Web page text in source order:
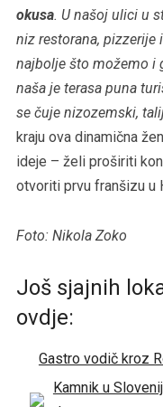
okusa. U našoj ulici u
niz restorana, pizzerije
najbolje što možemo i
naša je terasa puna
se čuje nizozemski,
kraju ova dinamična
ideje – želi proširiti
otvoriti prvu franšizu u
Foto: Nikola Zoko
Još sjajnih
ovdje:
Gastro vodič kroz
Kamnik u